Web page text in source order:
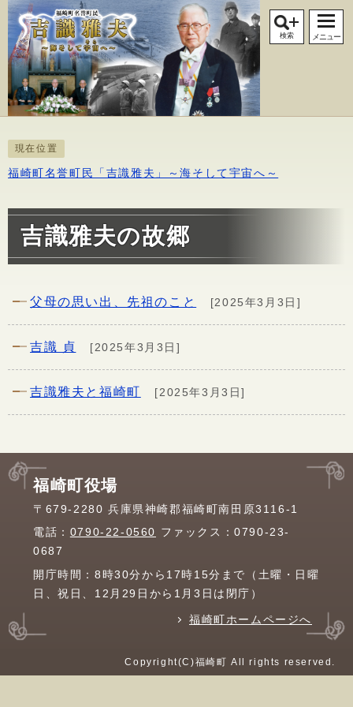
検索 メニュー
現在位置
福崎町名誉町民「吉識雅夫」～海そして宇宙へ～
吉識雅夫の故郷
父母の思い出、先祖のこと [2025年3月3日]
吉識 貞 [2025年3月3日]
吉識雅夫と福崎町 [2025年3月3日]
福崎町役場
〒679-2280 兵庫県神崎郡福崎町南田原3116-1
電話： 0790-22-0560 ファックス：0790-23-
0687
開庁時間：8時30分から17時15分まで（土曜・日曜
日、祝日、12月29日から1月3日は閉庁）
福崎町ホームページへ
Copyright(C)福崎町 All rights reserved.